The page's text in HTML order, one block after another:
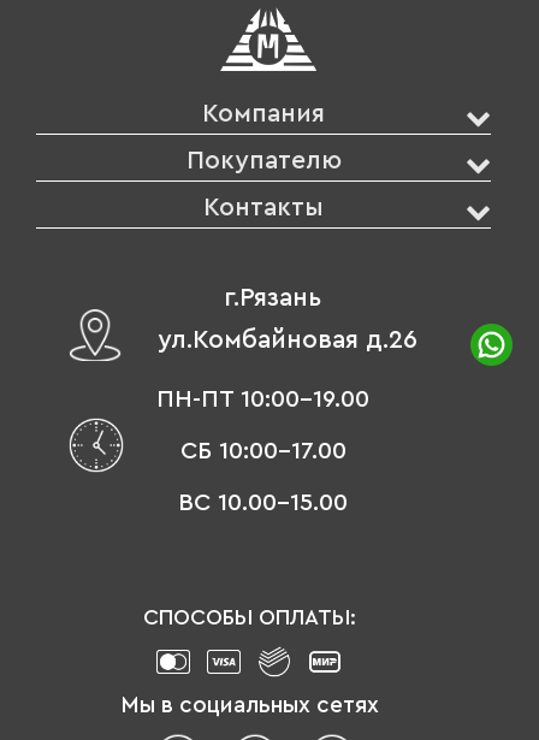
Компания
Покупателю
Контакты
г.Рязань
ул.Комбайновая д.26
ПН-ПТ 10:00-19.00
СБ 10:00-17.00
ВС 10.00-15.00
СПОСОБЫ ОПЛАТЫ:
Мы в социальных сетях